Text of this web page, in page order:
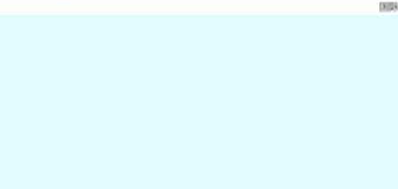
国际骨伤信